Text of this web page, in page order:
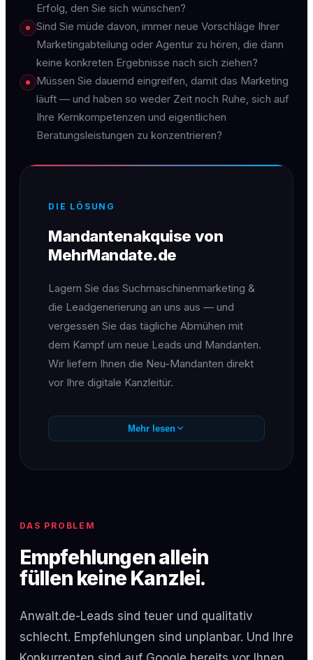
Erfolg, den Sie sich wünschen?
Sind Sie müde davon, immer neue Vorschläge Ihrer
Marketingabteilung oder Agentur zu hören, die dann
keine konkreten Ergebnisse nach sich ziehen?
Müssen Sie dauernd eingreifen, damit das Marketing
läuft — und haben so weder Zeit noch Ruhe, sich auf
Ihre Kernkompetenzen und eigentlichen
Beratungsleistungen zu konzentrieren?
DIE LÖSUNG
Mandantenakquise von
MehrMandate.de
Lagern Sie das Suchmaschinenmarketing &
die Leadgenerierung an uns aus — und
vergessen Sie das tägliche Abmühen mit
dem Kampf um neue Leads und Mandanten.
Wir liefern Ihnen die Neu-Mandanten direkt
vor Ihre digitale Kanzleitür.
Mehr lesen
DAS PROBLEM
Empfehlungen allein
füllen keine Kanzlei.
Anwalt.de-Leads sind teuer und qualitativ
schlecht. Empfehlungen sind unplanbar. Und Ihre